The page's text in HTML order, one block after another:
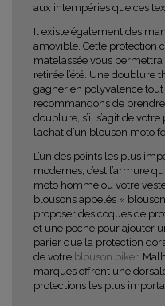
aux intempéries que ces
Il existe également des
amovible. Cette protection
matelassée vous permettra
retirée l’été. Une doublure
gagner en polyvalence tout
recommandons de
doublure, s’il s’agit de
l’achat d’un blouson moto
L’un des points les plus
modernes, c’est l’armure
moto homme ou votre
blousons appelés «
proposer des coques de
et une poche pour ajouter
parier que la protection
de votre blouson biker .
marques offrent une
protections les plus